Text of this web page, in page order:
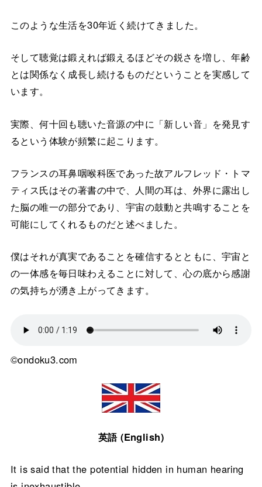
このような生活を30年近く続けてきました。
そして聴覚は鍛えれば鍛えるほどその鋭さを増し、年齢
とは関係なく成長し続けるものだということを実感して
います。
実際、何十回も聴いた音源の中に「新しい音」を発見す
るという体験が頻繁に起こります。
フランスの耳鼻咽喉科医であった故アルフレッド・トマ
ティス氏はその著書の中で、人間の耳は、外界に露出し
た脳の唯一の部分であり、宇宙の鼓動と共鳴することを
可能にしてくれるものだと述べました。
僕はそれが真実であることを確信するとともに、宇宙と
の一体感を毎日味わえることに対して、心の底から感謝
の気持ちが湧き上がってきます。
©ondoku3.com
英語 (English)
It is said that the potential hidden in human hearing